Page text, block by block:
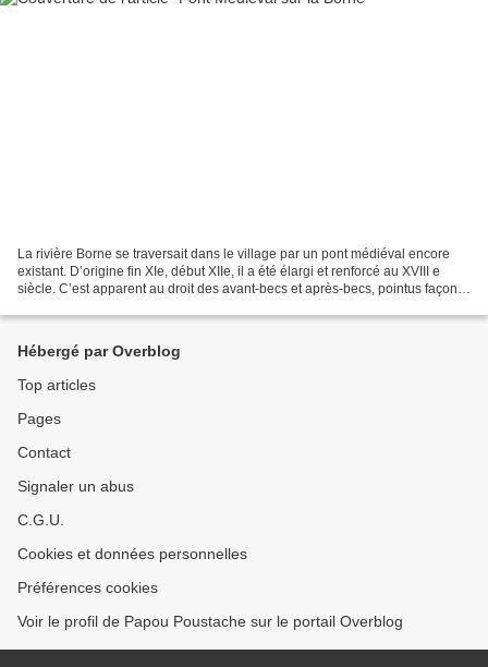
La rivière Borne se traversait dans le village par un pont médiéval encore
existant. D’origine fin XIe, début XIIe, il a été élargi et renforcé au XVIII e
siècle. C’est apparent au droit des avant-becs et après-becs, pointus façon
Hébergé par Overblog
Top articles
Pages
Contact
Signaler un abus
C.G.U.
Cookies et données personnelles
Préférences cookies
Voir le profil de Papou Poustache sur le portail Overblog